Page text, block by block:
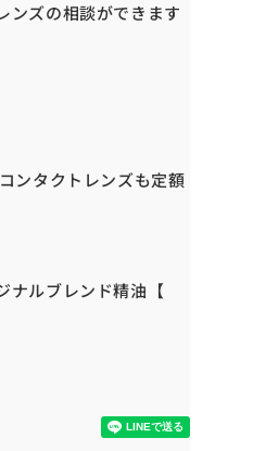
ンズの相談ができます
ンタクトレンズも定額
ナルブレンド精油【